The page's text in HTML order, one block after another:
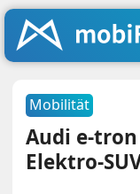
Mobilität
Audi e-
Elektro-